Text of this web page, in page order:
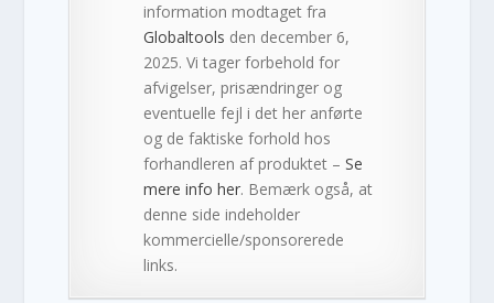
information modtaget fra
Globaltools den december 6,
2025. Vi tager forbehold for
afvigelser, prisændringer og
eventuelle fejl i det her anførte
og de faktiske forhold hos
forhandleren af produktet –Se
mere info her. Bemærk også, at
denne side indeholder
kommercielle/sponsorerede
links.